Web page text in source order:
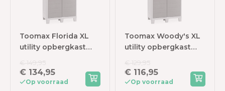
Toomax Florida XL
utility opbergkast
lichtgrijs/donkergrijs
€ 134,95
Op voorraad
Toomax Woody's XL
utility opbergkast
lichtgrijs/donkergrijs
€ 116,95
Op voorraad